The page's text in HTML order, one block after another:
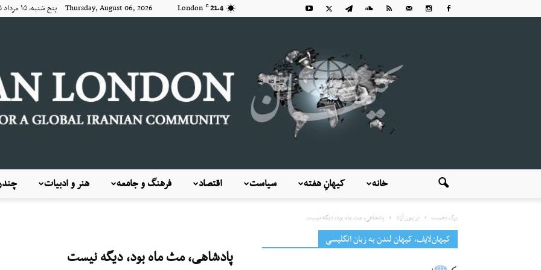
21.4
C
London Thursday, August 06, 2026 پنج شنبه, ۱۵ مرداد ۱۴۰۵
هنر و ادبیات فرهنگ و جامعه اقتصاد سیاست کیهانِ هفته خانه
برگ نخست تریبون آزاد پادشاهی، مث ماه بود، دیگه نیست
پادشاهی، مث ماه بود، دیگه نیست
کیهان‌لایف، کیهان لندن به زبان انگلیسی